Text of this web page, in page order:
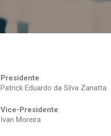
Presidente
Patrick Eduardo da Silva Zanatta
Vice-Presidente
Ivan Moreira